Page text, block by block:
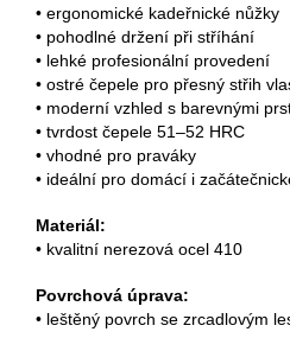
• ergonomické kadeřnické nůžky
• pohodlné držení při stříhání
• lehké profesionální provedení
• ostré čepele pro přesný střih
• moderní vzhled s barevnými
• tvrdost čepele 51–52 HRC
• vhodné pro praváky
• ideální pro domácí i
Materiál:
• kvalitní nerezová ocel 410
Povrchová úprava:
• leštěný povrch se zrcadlovým